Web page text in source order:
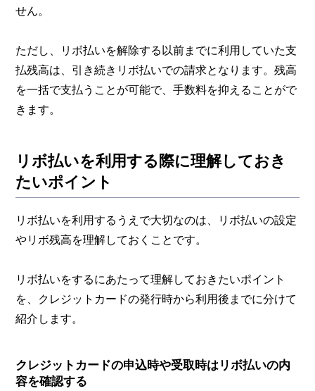
せん。
ただし、リボ払いを解除する以前までに利用していた支
払残高は、引き続きリボ払いでの請求となります。残高
を一括で支払うことが可能で、手数料を抑えることがで
きます。
リボ払いを利用する際に理解しておき
たいポイント
リボ払いを利用するうえで大切なのは、リボ払いの設定
やリボ残高を理解しておくことです。
リボ払いをするにあたって理解しておきたいポイント
を、クレジットカードの発行時から利用後までに分けて
紹介します。
クレジットカードの申込時や受取時はリボ払いの内
容を確認する